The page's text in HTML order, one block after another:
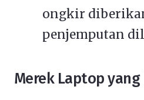
ongkir
penjemputan
Merek Laptop yang